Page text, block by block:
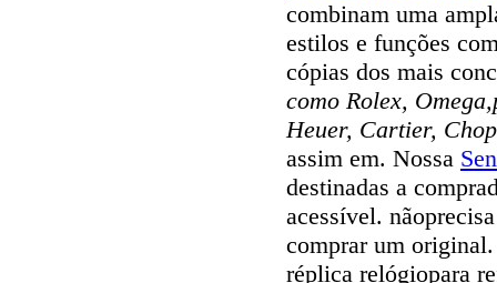
combinam uma
estilos e funções
cópias dos mais
como Rolex,
Heuer, Cartier,
assim em. Nossa
destinadas a
acessível.
comprar um
réplica relógiopara